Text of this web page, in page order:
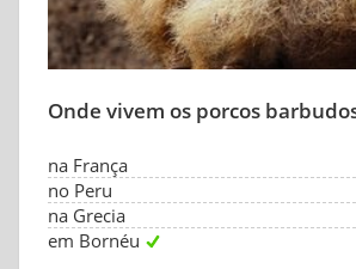
Onde vivem os porcos
na França
no Peru
na Grecia
em Bornéu